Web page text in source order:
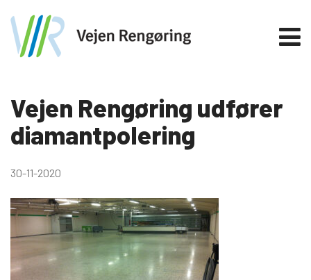
Vejen Rengøring udfører
diamantpolering
30-11-2020